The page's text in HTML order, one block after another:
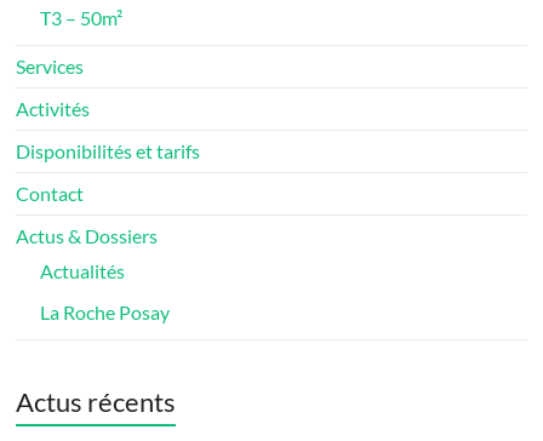
T3 – 50m²
Services
Activités
Disponibilités et tarifs
Contact
Actus & Dossiers
Actualités
La Roche Posay
Actus récents